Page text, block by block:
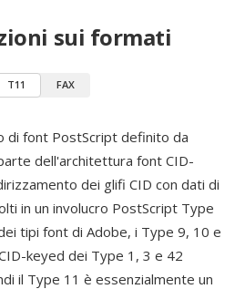
sui formati
T11 FAX
di font PostScript definito da
dell'architettura font CID-
dei glifi CID con dati di
in un involucro PostScript Type
tipi font di Adobe, i Type 9, 10 e
keyed dei Type 1, 3 e 42
il Type 11 è essenzialmente un